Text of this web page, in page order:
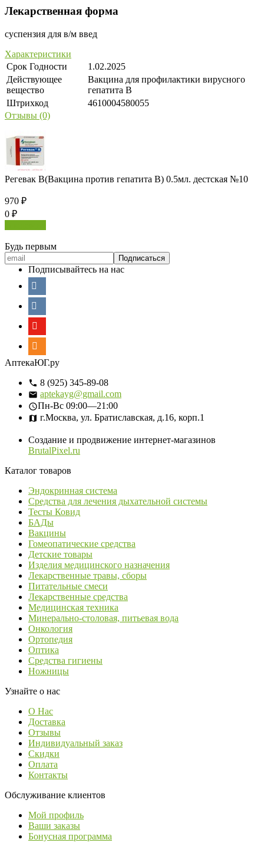
Лекарственная форма
суспензия для в/м введ
Характеристики
Срок Годности
1.02.2025
Действующее
вещество
Вакцина для профилактики вирусного
гепатита В
Штрихкод
4610004580055
Отзывы (0)
Регевак В(Вакцина против гепатита В) 0.5мл. дестская №10
970 ₽
0 ₽
Будь первым
Подписывайтесь на нас
АптекаЮГ.ру
8 (925) 345-89-08
aptekayg@gmail.com
Пн-Вс 09:00—21:00
г.Москва, ул. Братиславская, д.16, корп.1
Создание и продвижение интернет-магазинов
BrutalPixel.ru
Каталог товаров
Эндокринная система
Средства для лечения дыхательной системы
Тесты Ковид
БАДы
Вакцины
Гомеопатические средства
Детские товары
Изделия медицинского назначения
Лекарственные травы, сборы
Питательные смеси
Лекарственные средства
Медицинская техника
Минерально-столовая, питьевая вода
Онкология
Ортопедия
Оптика
Средства гигиены
Ножницы
Узнайте о нас
О Нас
Доставка
Отзывы
Индивидуальный заказ
Скидки
Оплата
Контакты
Обслуживание клиентов
Мой профиль
Ваши заказы
Бонусная программа